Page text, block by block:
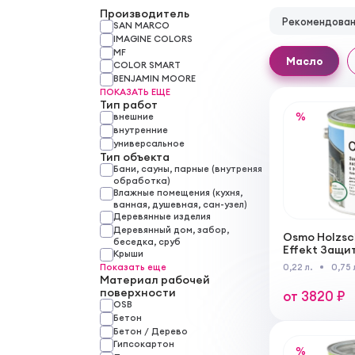
Производитель
SAN MARCO
IMAGINE COLORS
MF
COLOR SMART
BENJAMIN MOORE
ПОКАЗАТЬ ЕЩЕ
Тип работ
внешние
внутренние
универсальное
Тип объекта
Бани, сауны, парные (внутреняя
обработка)
Влажные помещения (кухня,
ванная, душевная, сан-узел)
Деревянные изделия
Деревянный дом, забор,
беседка, сруб
Крыши
Показать еще
Материал рабочей
поверхности
OSB
Бетон
Бетон / Дерево
Гипсокартон
Масло
%
Osmo
Effekt
"Эффект
0,22 л. 0,75
от 3820 ₽
%